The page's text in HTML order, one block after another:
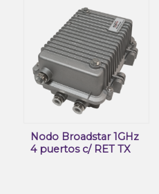
Nodo Broadstar 1GHz
4 puertos c/ RET TX